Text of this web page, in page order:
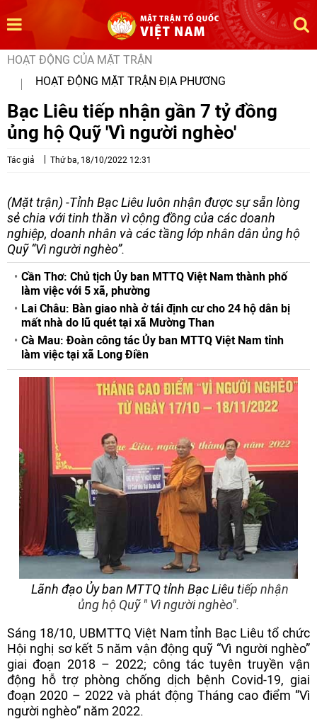
HOẠT ĐỘNG CỦA MẶT TRẬN
HOẠT ĐỘNG MẶT TRẬN ĐỊA PHƯƠNG
Bạc Liêu tiếp nhận gần 7 tỷ đồng
ủng hộ Quỹ 'Vì người nghèo'
Tác giả Thứ ba, 18/10/2022 12:31
(Mặt trận) -Tỉnh Bạc Liêu luôn nhận được sự sẵn lòng
sẻ chia với tinh thần vì cộng đồng của các doanh
nghiệp, doanh nhân và các tầng lớp nhân dân ủng hộ
Quỹ “Vì người nghèo”.
Cần Thơ: Chủ tịch Ủy ban MTTQ Việt Nam thành phố
làm việc với 5 xã, phường
Lai Châu: Bàn giao nhà ở tái định cư cho 24 hộ dân bị
mất nhà do lũ quét tại xã Mường Than
Cà Mau: Đoàn công tác Ủy ban MTTQ Việt Nam tỉnh
làm việc tại xã Long Điền
Lãnh đạo Ủy ban MTTQ tỉnh Bạc Liêu tiếp nhận
ủng hộ Quỹ " Vì người nghèo".
Sáng 18/10, UBMTTQ Việt Nam tỉnh Bạc Liêu tổ chức
Hội nghị sơ kết 5 năm vận động quỹ “Vì người nghèo”
giai đoạn 2018 – 2022; công tác tuyên truyền vận
động hỗ trợ phòng chống dịch bệnh Covid-19, giai
đoạn 2020 – 2022 và phát động Tháng cao điểm “Vì
người nghèo” năm 2022.